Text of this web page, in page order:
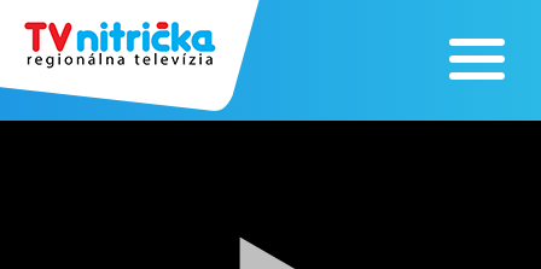
Zoo v Lužiankach